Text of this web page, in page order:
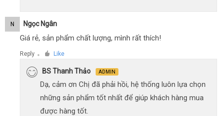
N Ngọc Ngân
Giá rẻ, sản phẩm chất lượng, mình rất thích!
Reply ● Like
BS Thanh Thảo ADMIN
Dạ, cảm ơn Chị đã phải hồi, hệ thống luôn lựa chọn
những sản phẩm tốt nhất để giúp khách hàng mua
được hàng tốt.